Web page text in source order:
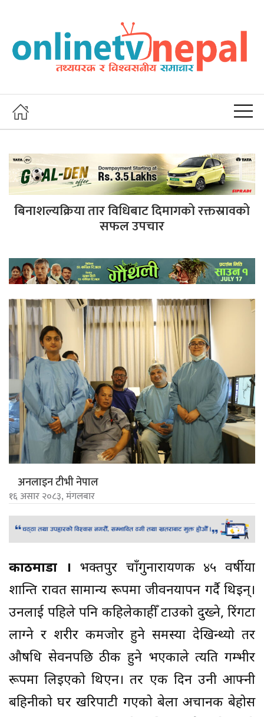
बिनाशल्यक्रिया तार विधिबाट दिमागको रक्तस्रावको
सफल उपचार
अनलाइन टीभी नेपाल
१६ असार २०८३, मंगलबार
काठमाडौं । भक्तपुर चाँगुनारायणकी ४५ वर्षीया
शान्ति रावत सामान्य रूपमा जीवनयापन गर्दै थिइन्।
उनलाई पहिले पनि कहिलेकाहीँ टाउको दुख्ने, रिंगटा
लाग्ने र शरीर कमजोर हुने समस्या देखिन्थ्यो तर
औषधि सेवनपछि ठीक हुने भएकाले त्यति गम्भीर
रूपमा लिइएको थिएन। तर एक दिन उनी आफ्नी
बहिनीको घर खरिपाटी गएको बेला अचानक बेहोस